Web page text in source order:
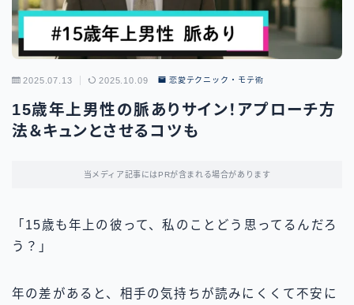
地域別パパ活ガイド
2025.07.13 2025.10.09 恋愛テクニック・モテ術
15歳年上男性の脈ありサイン！アプローチ方
法＆キュンとさせるコツも
当メディア記事にはPRが含まれる場合があります
「15歳も年上の彼って、私のことどう思ってるんだろ
う？」
年の差があると、相手の気持ちが読みにくくて不安に